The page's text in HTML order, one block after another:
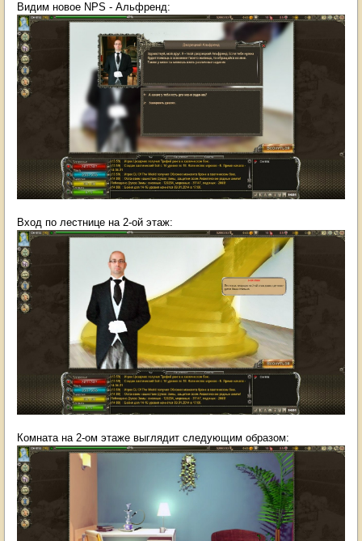
Видим новое NPS - Альфренд:
Вход по лестнице на 2-ой этаж:
Комната на 2-ом этаже выглядит следующим образом: